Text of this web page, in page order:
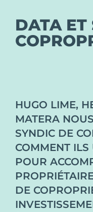
DATA ET
HUGO LIME,
MATERA
SYNDIC DE
COMMENT
POUR
DE